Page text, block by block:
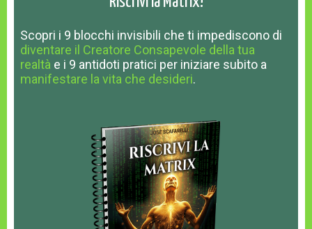
Scopri i 9 blocchi invisibili che ti impediscono di
diventare il Creatore Consapevole della tua
realtà e i 9 antidoti pratici per iniziare subito a
manifestare la vita che desideri.